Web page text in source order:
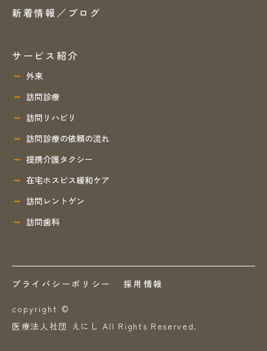
新着情報／ブログ
サービス紹介
外来
訪問診療
訪問リハビリ
訪問診療の依頼の流れ
提携介護タクシー
在宅ホスピス緩和ケア
訪問レントゲン
訪問歯科
copyright ©
医療法人社団 えにし All Rights Reserved.
プライバシーポリシー 採用情報